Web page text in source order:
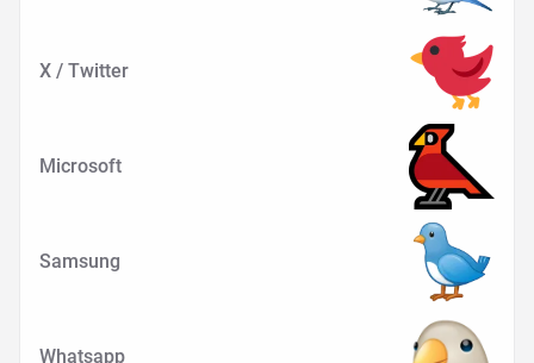
X / Twitter
Microsoft
Samsung
Whatsapp